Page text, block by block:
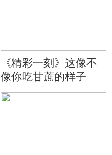
《精彩一刻》这像不
像你吃甘蔗的样子